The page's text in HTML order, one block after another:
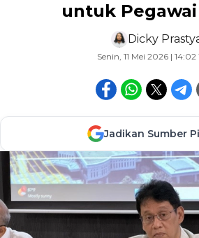
untuk
Dicky
Senin, 11 Mei 2026 | 14:02
Jadikan Sumber